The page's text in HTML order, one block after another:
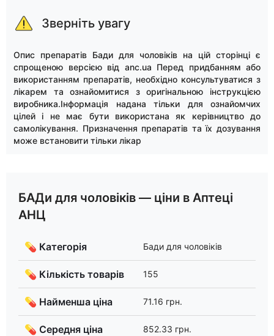
Зверніть увагу
Опис препаратів Бади для чоловіків на цій сторінці є
спрощеною версією від anc.ua Перед придбанням або
використанням препаратів, необхідно консультуватися з
лікарем та ознайомитися з оригінальною інструкцією
виробника.Інформація надана тільки для ознайомчих
цілей і не має бути використана як керівництво до
самолікування. Призначення препаратів та їх дозування
може встановити тільки лікар
БАДи для чоловіків — ціни в Аптеці
АНЦ
💊 Категорія Бади для чоловіків
💊 Кількість товарів 155
💊 Найменша ціна 71.16 грн.
💊 Середня ціна 852.33 грн.